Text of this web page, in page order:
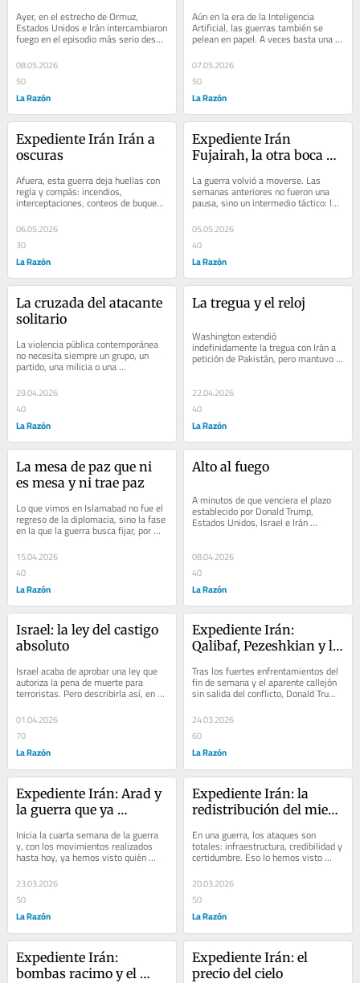
Ayer, en el estrecho de Ormuz,
Estados Unidos e Irán intercambiaron
fuego en el episodio más serio desde
la tregua del 7 de abril, pero con
una...
08.05.2026
50
La Razón
Aún en la era de la Inteligencia
Artificial, las guerras también se
pelean en papel. A veces basta una
sola hoja para estabilizar una región
más...
07.05.2026
50
La Razón
Expediente Irán Irán a
oscuras
Afuera, esta guerra deja huellas con
regla y compás: incendios,
interceptaciones, conteos de buques,
primas de seguro. Adentro, Irán es
otra cosa:...
06.05.2026
30
La Razón
Expediente Irán
Fujairah, la otra boca de
La guerra volvió a moverse. Las
semanas anteriores no fueron una
pausa, sino un intermedio táctico: los
involucrados recargaron fuerzas,
midieron...
05.05.2026
40
La Razón
La cruzada del atacante
solitario
La violencia pública contemporánea
no necesita siempre un grupo, un
partido, una milicia o una
conspiración organizada. A veces
basta una persona,...
29.04.2026
40
La Razón
La tregua y el reloj
Washington extendió
indefinidamente la tregua con Irán a
petición de Pakistán, pero mantuvo
intacto el bloqueo naval y envió un
22.04.2026
40
La Razón
La mesa de paz que ni
es mesa y ni trae paz
Lo que vimos en Islamabad no fue el
regreso de la diplomacia, sino la fase
en la que la guerra busca fijar, por
otros medios, sus términos...
15.04.2026
40
La Razón
Alto al fuego
A minutos de que venciera el plazo
establecido por Donald Trump,
Estados Unidos, Israel e Irán
alcanzaron un acuerdo de cese al
08.04.2026
40
La Razón
Israel: la ley del castigo
absoluto
Israel acaba de aprobar una ley que
autoriza la pena de muerte para
terroristas. Pero describirla así, en
abstracto, oculta lo esencial. No se
trata...
01.04.2026
70
La Razón
Expediente Irán:
Qalibaf, Pezeshkian y la
Tras los fuertes enfrentamientos del
fin de semana y el aparente callejón
sin salida del conflicto, Donald Trump
anunció que logró puntos mayores...
24.03.2026
60
La Razón
Expediente Irán: Arad y
la guerra que ya
Inicia la cuarta semana de la guerra
y, con los movimientos realizados
hasta hoy, ya hemos visto quién
golpea con más fuerza, quién
despliega mayor...
23.03.2026
50
La Razón
Expediente Irán: la
redistribución del miedo
En una guerra, los ataques son
totales: infraestructura, credibilidad y
certidumbre. Eso lo hemos visto
Medio...
20.03.2026
50
La Razón
Expediente Irán:
bombas racimo y el
Expediente Irán: el
precio del cielo